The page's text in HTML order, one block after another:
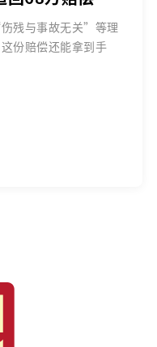
残与事故无关”等理
份赔偿还能拿到手